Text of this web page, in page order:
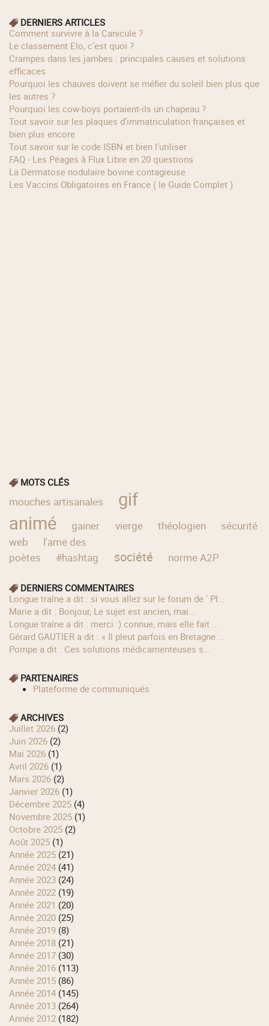
DERNIERS ARTICLES
Comment survivre à la Canicule ?
Le classement Elo, c’est quoi ?
Crampes dans les jambes : principales causes et solutions
efficaces
Pourquoi les chauves doivent se méfier du soleil bien plus que
les autres ?
Pourquoi les cow‑boys portaient‑ils un chapeau ?
Tout savoir sur les plaques d'immatriculation françaises et
bien plus encore
Tout savoir sur le code ISBN et bien l'utiliser
FAQ - Les Péages à Flux Libre en 20 questions
La Dermatose nodulaire bovine contagieuse
Les Vaccins Obligatoires en France ( le Guide Complet )
MOTS CLÉS
mouches artisanales
gif
animé
gainer vierge théologien
sécurité
web
l'ame des
poètes
#hashtag société norme A2P
DERNIERS COMMENTAIRES
longue traîne a dit : si vous allez sur le forum de ' Pl...
Marie a dit : Bonjour, Le sujet est ancien, mai...
longue traîne a dit : merci :) connue, mais elle fait ...
Gérard GAUTIER a dit : « Il pleut parfois en Bretagne ...
Pompe a dit : Ces solutions médicamenteuses s...
PARTENAIRES
Plateforme de communiqués
ARCHIVES
juillet 2026 (2)
juin 2026 (2)
mai 2026 (1)
avril 2026 (1)
mars 2026 (2)
janvier 2026 (1)
décembre 2025 (4)
novembre 2025 (1)
octobre 2025 (2)
août 2025 (1)
année 2025 (21)
année 2024 (41)
année 2023 (24)
année 2022 (19)
année 2021 (20)
année 2020 (25)
année 2019 (8)
année 2018 (21)
année 2017 (30)
année 2016 (113)
année 2015 (86)
année 2014 (145)
année 2013 (264)
année 2012 (182)